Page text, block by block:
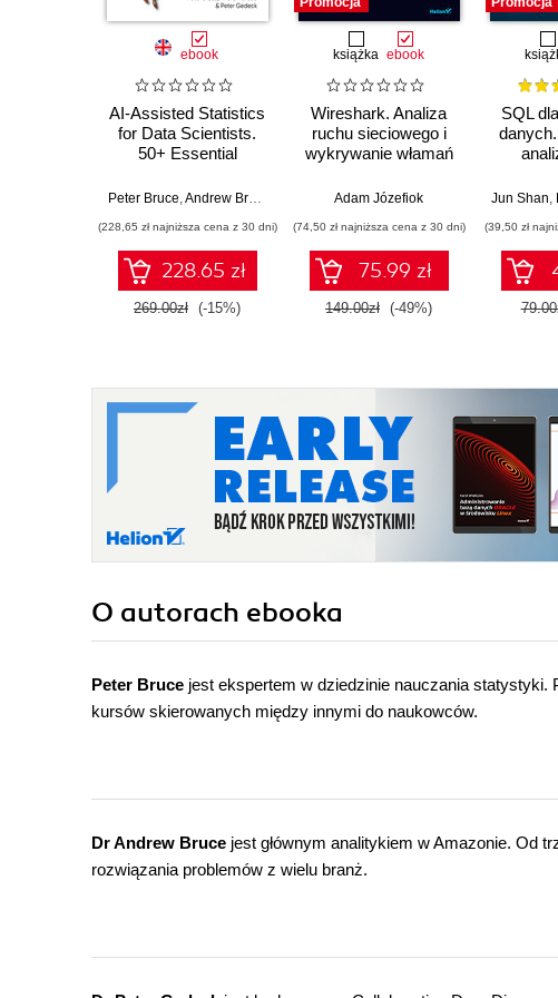
ebook
AI-Assisted Statistics
for Data Scientists.
50+ Essential
and Python. 3rd
Peter Bruce,Andrew Bruce Peter Gedeck
(228,65 zł najniższa cena z 30 dni)
228.65 zł
269.00zł (-15%)
książka ebook
Wireshark. Analiza
ruchu sieciowego i
wykrywanie włamań
Adam Józefiok
(74,50 zł najniższa cena z 30 dni)
75.99 zł
149.00zł (-49%)
SQL
na
Jun Shan,
(39,50 zł
O autorach ebooka
Peter Bruce jest ekspertem w dziedzinie nauczania statystyki.
kursów skierowanych między innymi do naukowców.
Dr Andrew Bruce jest głównym analitykiem w Amazonie. Od
rozwiązania problemów z wielu branż.